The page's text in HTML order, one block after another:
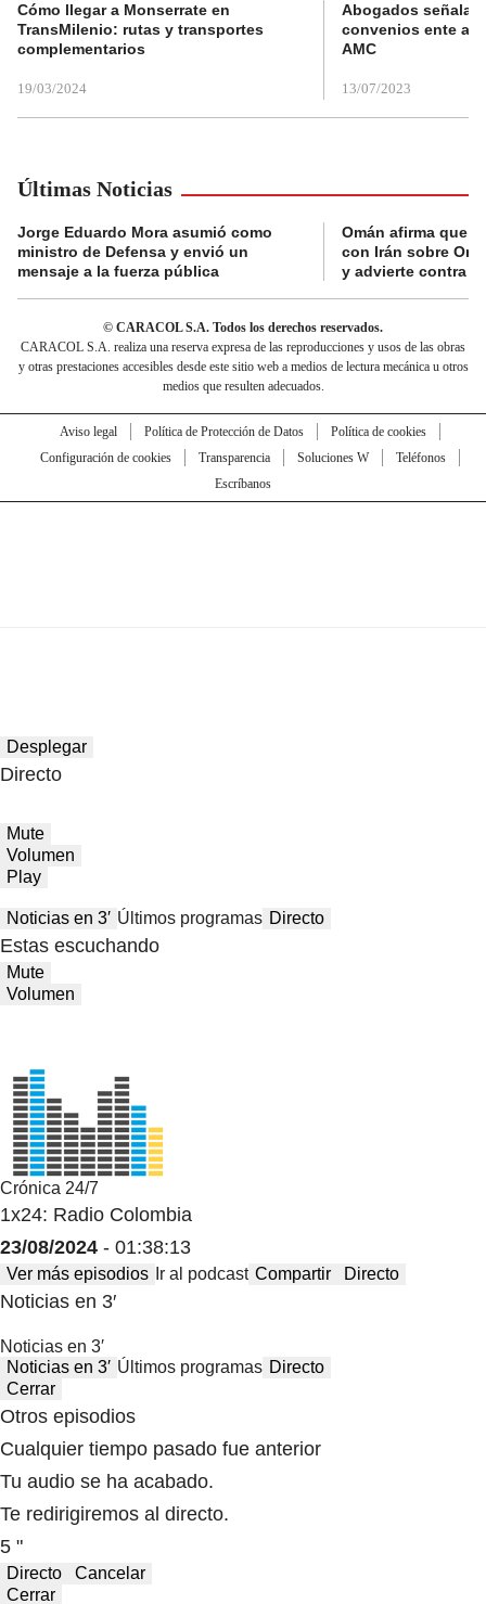
Cómo llegar a Monserrate en
TransMilenio: rutas y transportes
complementarios
19/03/2024
Abogados
convenios ente
AMC
13/07/2023
Últimas Noticias
Jorge Eduardo Mora asumió como
ministro de Defensa y envió un
mensaje a la fuerza pública
Omán afirma que
con Irán sobre
y advierte contra
© CARACOL S.A. Todos los derechos reservados.
CARACOL S.A. realiza una reserva expresa de las reproducciones y usos de las obras
y otras prestaciones accesibles desde este sitio web a medios de lectura mecánica u otros
medios que resulten adecuados.
Aviso legal Política de Protección de Datos
Política de cookies
Configuración de cookies
Transparencia Soluciones W
Teléfonos
Escríbanos
Desplegar
Directo
Mute
Volumen
Play
Noticias en 3′ Últimos programas Directo
Estas escuchando
Mute
Volumen
Crónica 24/7
1x24: Radio Colombia
23/08/2024 - 01:38:13
Ver más episodios Ir al podcast Compartir Directo
Noticias en 3′
Noticias en 3′
Noticias en 3′ Últimos programas Directo
Cerrar
Otros episodios
Cualquier tiempo pasado fue anterior
Tu audio se ha acabado.
Te redirigiremos al directo.
5 "
Directo
Cancelar
Cerrar